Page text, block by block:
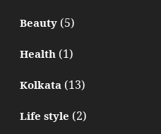
Beauty(5)
Health(1)
Kolkata(13)
Life style (2)